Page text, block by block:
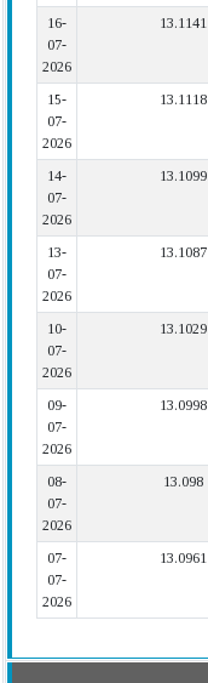
16-
07-
2026
13.1141
15-
07-
2026
13.1118
14-
07-
2026
13.1099
13-
07-
2026
13.1087
10-
07-
2026
13.1029
09-
07-
2026
13.0998
08-
07-
2026
13.098
07-
07-
2026
13.0961